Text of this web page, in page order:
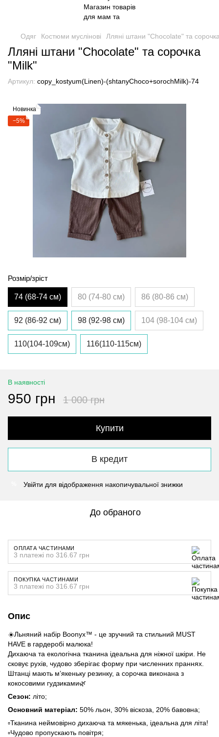
Одяг Костюми муслінові Лляні штани "Chocolate" та
Лляні штани "Chocolate" та сорочка
"Milk"
Артикул: copy_kostyum(Linen)-(shtanyChoco+sorochMilk)-74
Новинка
−5%
Розмір/зріст
74 (68-74 см) 80 (74-80 см) 86 (80-86 см)
92 (86-92 см) 98 (92-98 см) 104 (98-104 см)
110(104-109см) 116(110-115см)
В наявності
950 грн 1 000 грн
Купити
В кредит
Увійти для відображення накопичувальної знижки
До обраного
ОПЛАТА ЧАСТИНАМИ
3 платежі по 316.67 грн
ПОКУПКА ЧАСТИНАМИ
3 платежі по 316.67 грн
Опис
☀️Льняний набір Boonyx™ - це зручний та стильний MUST
HAVE в гардеробі малюка!
Дихаюча та екологічна тканина ідеальна для ніжної шкіри. Не
сковує рухів, чудово зберігає форму при численних праннях.
Штанці мають м’якеньку резинку, а сорочка виконана з
кокосовими гудзиками🌿
Сезон: літо;
Основний матеріал: 50% льон, 30% віскоза, 20% бавовна;
▫️Тканина неймовірно дихаюча та мякенька, ідеальна для літа!
▫️Чудово пропускають повітря;